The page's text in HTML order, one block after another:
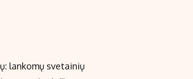
lankomų svetainių